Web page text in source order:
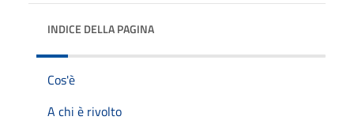
INDICE DELLA PAGINA
Cos'è
A chi è rivolto